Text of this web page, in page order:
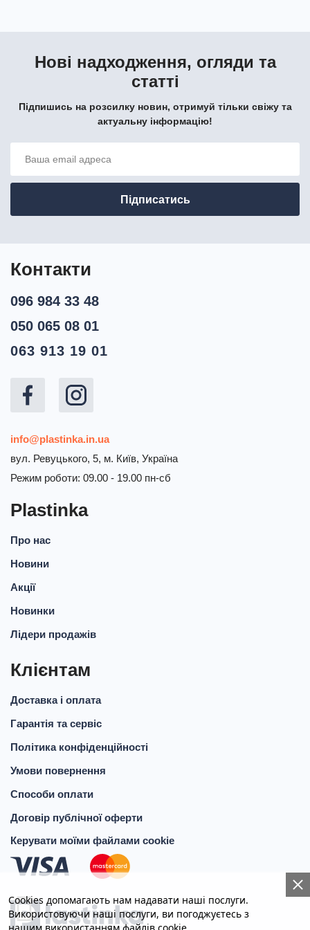
Нові надходження, огляди та
статті
Підпишись на розсилку новин, отримуй тільки свіжу та
актуальну інформацію!
Cookies допомагають нам надавати наші послуги.
Використовуючи наші послуги, ви погоджуєтесь з
Plastinka
Про нас
Новини
Акції
Новинки
Лідери продажів
Клієнтам
Доставка і оплата
Гарантія та сервіс
Політика конфіденційності
Умови повернення
Способи оплати
Договір публічної оферти
Керувати моїми файлами cookie
Контакти
info@plastinka.in.ua
вул. Ревуцького, 5, м. Київ, Україна
Режим роботи: 09.00 - 19.00 пн-сб
096 984 33 48
050 065 08 01
063 913 19 01
КНОПКА
СВЯЗИ